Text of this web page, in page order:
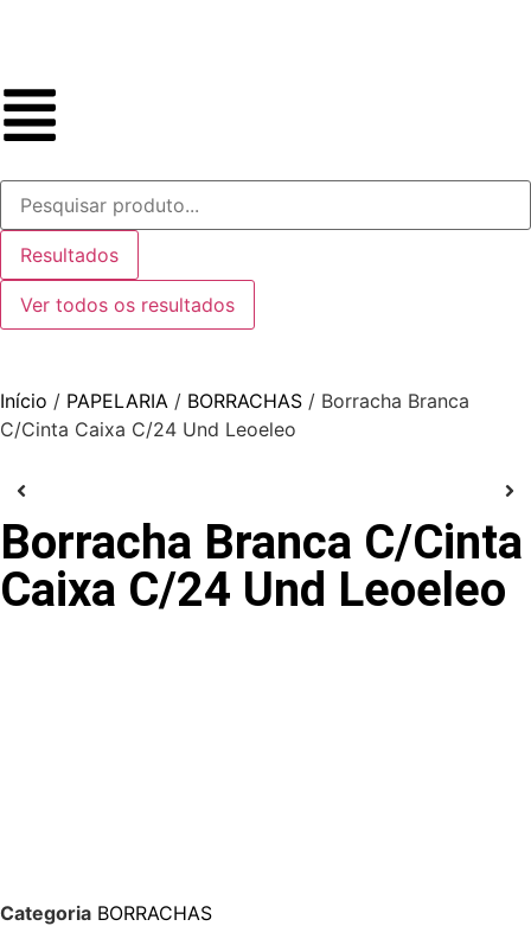
Resultados
Ver todos os resultados
Início / PAPELARIA / BORRACHAS / Borracha Branca
C/Cinta Caixa C/24 Und Leoeleo
Borracha Branca C/Cinta
Caixa C/24 Und Leoeleo
Categoria BORRACHAS